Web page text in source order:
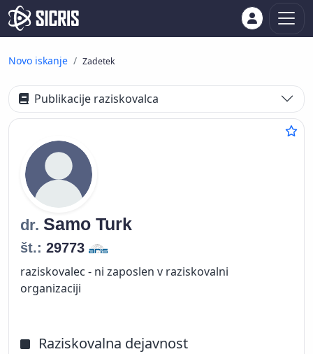
Novo iskanje Zadetek
Publikacije raziskovalca
dr. Samo Turk
št.: 29773
raziskovalec - ni zaposlen v raziskovalni
organizaciji
Raziskovalna dejavnost